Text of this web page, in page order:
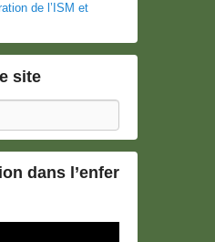
de l’ISM et
site
dans l’enfer